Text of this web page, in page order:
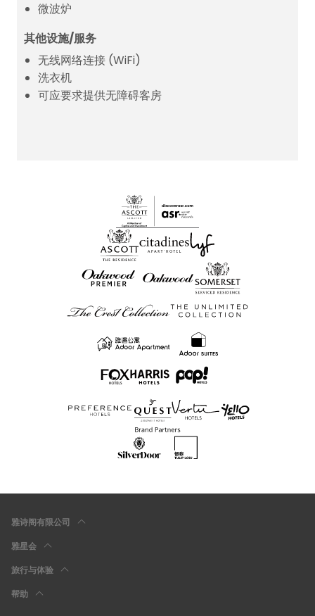
微波炉
其他设施/服务
无线网络连接 (WiFi)
洗衣机
可应要求提供无障碍客房
雅诗阁有限公司
雅星会
旅行与体验
帮助